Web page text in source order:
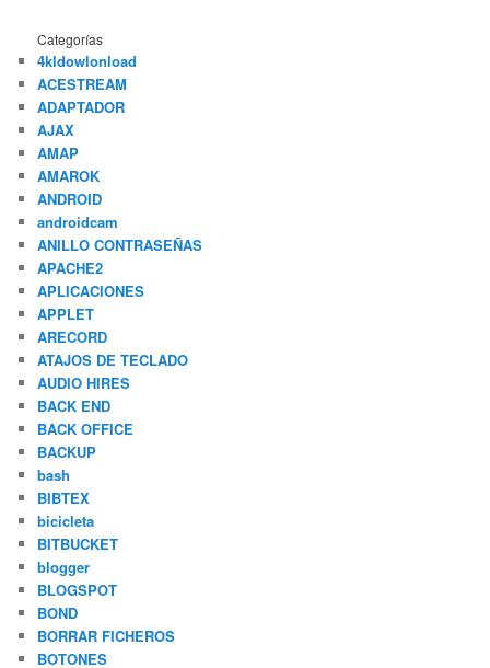
Categorías
4kldowlonload
ACESTREAM
ADAPTADOR
AJAX
AMAP
AMAROK
ANDROID
androidcam
ANILLO CONTRASEÑAS
APACHE2
APLICACIONES
APPLET
ARECORD
ATAJOS DE TECLADO
AUDIO HIRES
BACK END
BACK OFFICE
BACKUP
bash
BIBTEX
bicicleta
BITBUCKET
blogger
BLOGSPOT
BOND
BORRAR FICHEROS
BOTONES